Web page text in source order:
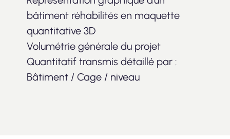
bâtiment réhabilités en maquette
quantitative 3D
Volumétrie générale du projet
Quantitatif transmis détaillé par :
Bâtiment / Cage / niveau